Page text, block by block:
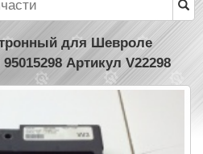
для Шевроле
Артикул V22298